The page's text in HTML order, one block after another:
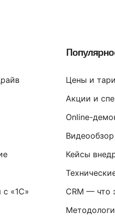
с «1С»
Цены и
Акции и
Online-
Кейсы
CRM — что